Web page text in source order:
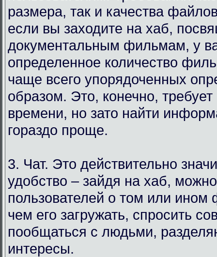
размера, так и качества
если вы заходите на хаб,
документальным фильмам, у
определенное количество
чаще всего упорядоченных
образом. Это, конечно, требует
времени, но зато найти
гораздо проще.
3. Чат. Это действительно
удобство – зайдя на хаб,
пользователей о том или
чем его загружать, спросить
пообщаться с людьми,
интересы.